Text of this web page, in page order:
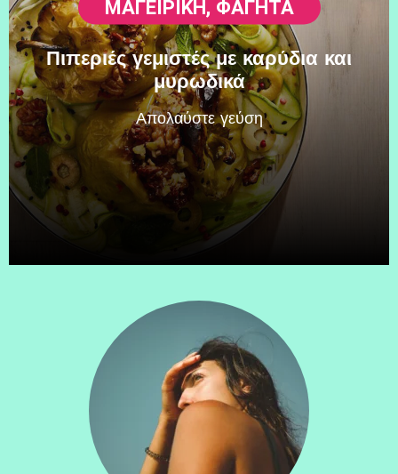
ΜΑΓΕΙΡΙΚΗ, ΦΑΓΗΤΆ
Πιπεριές γεμιστές με καρύδια και
μυρωδικά
Απολαύστε γεύση